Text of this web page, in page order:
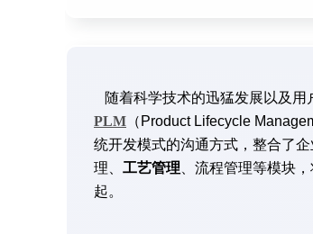
随着科学技术的迅猛发展以及用
PLM （Product Lifecycle
统开发模式的沟通方式，整合了
理、 工艺管理 、流程管理等模块
起。